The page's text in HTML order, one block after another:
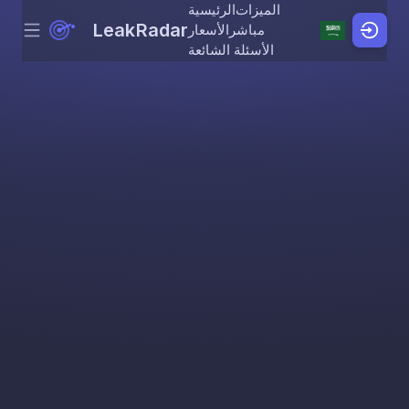
Skip to content
Menu LeakRadar
الرئيسيةالميزات
الأسعار مباشر
الأسئلة الشائعة